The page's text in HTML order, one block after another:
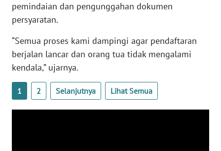
pemindaian dan pengunggahan dokumen
persyaratan.
“Semua proses kami dampingi agar pendaftaran
berjalan lancar dan orang tua tidak mengalami
kendala,” ujarnya.
1 2 Selanjutnya Lihat Semua
WN
RIAU
SERAMBI
WN
JAMBI